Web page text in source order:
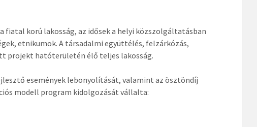
korú lakosság, az idősek a helyi közszolgáltatásban
etnikumok. A társadalmi együttélés, felzárkózás,
projekt hatóterületén élő teljes lakosság.
események lebonyolítását, valamint az ösztöndíj
modell program kidolgozását vállalta: